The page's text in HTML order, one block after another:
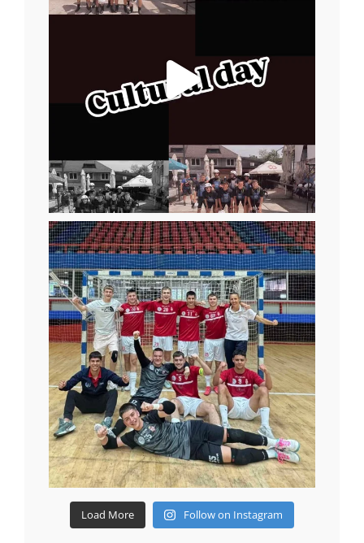
Load More Follow on Instagram